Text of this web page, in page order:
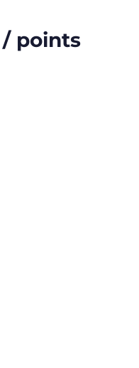
points